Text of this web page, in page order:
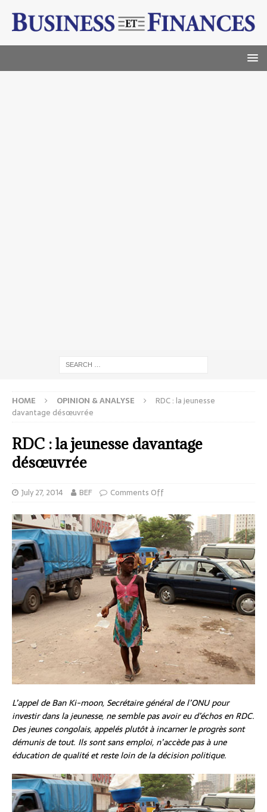
HOME OPINION & ANALYSE
RDC : la jeunesse
davantage désœuvrée
RDC : la jeunesse davantage
désœuvrée
July 27, 2014 BEF Comments Off
L’appel de Ban Ki-moon, Secrétaire général de l’ONU pour
investir dans la jeunesse, ne semble pas avoir eu d’échos en RDC.
Des jeunes congolais, appelés plutôt à incarner le progrès sont
démunis de tout. Ils sont sans emploi, n’accède pas à une
éducation de qualité et reste loin de la décision politique.